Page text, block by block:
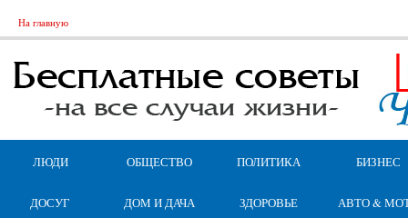
На главную
ЛЮДИ ОБЩЕСТВО ПОЛИТИКА БИЗНЕС
ДОСУГ ДОМ И ДАЧА ЗДОРОВЬЕ АВТО &